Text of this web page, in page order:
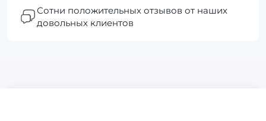
Сотни положительных отзывов от наших
довольных клиентов